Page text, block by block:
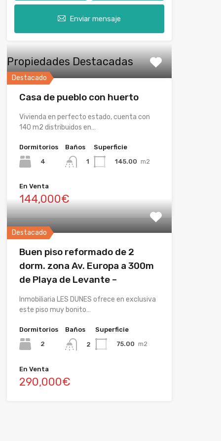
Enviar mensaje
Propiedades Destacadas
Destacado
Casa de pueblo con huerto
Vivienda en perfecto estado, cuenta con
140 m2 distribuidos en…
Dormitorios
4
Baños
1
Superficie
145.00 m2
En Venta
144,000€
Destacado
Buen piso reformado de 2
dorm. zona Av. Europa a 300m
de Playa de Levante –
Inmobiliaria LES DUNES ofrece en exclusiva
este piso muy bonito…
Dormitorios
2
Baños
2
Superficie
75.00 m2
En Venta
290,000€